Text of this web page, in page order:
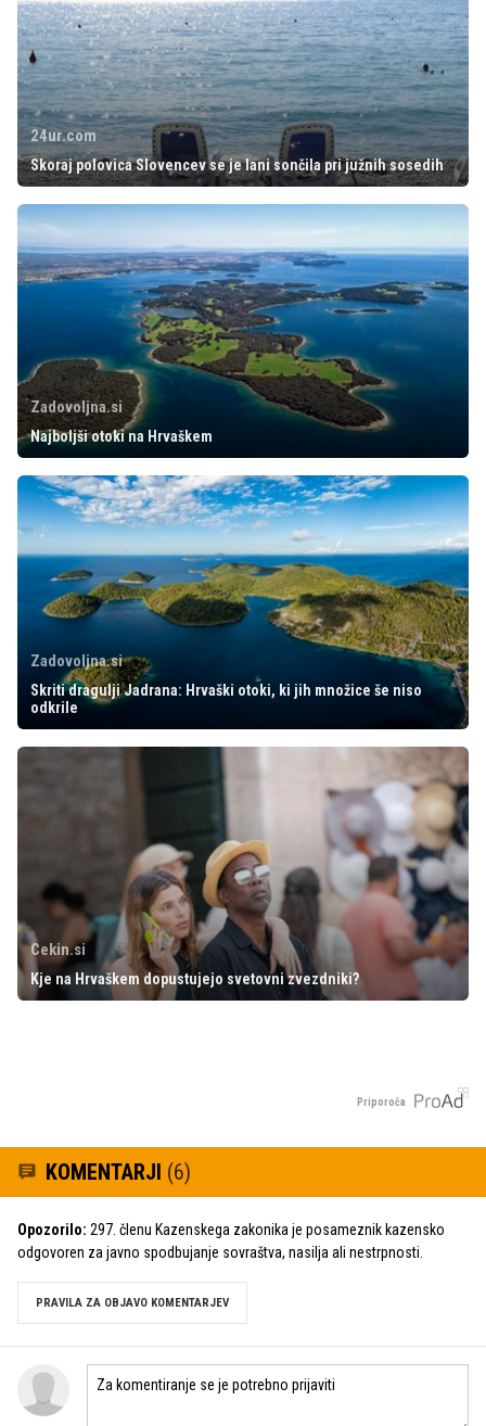
24ur.com
Skoraj polovica Slovencev se je lani sončila pri južnih sosedih
Zadovoljna.si
Najboljši otoki na Hrvaškem
Zadovoljna.si
Skriti dragulji Jadrana: Hrvaški otoki, ki jih množice še niso
odkrile
Cekin.si
Kje na Hrvaškem dopustujejo svetovni zvezdniki?
Priporoča
KOMENTARJI (6)
Opozorilo: 297. členu Kazenskega zakonika je posameznik kazensko
odgovoren za javno spodbujanje sovraštva, nasilja ali nestrpnosti.
PRAVILA ZA OBJAVO KOMENTARJEV